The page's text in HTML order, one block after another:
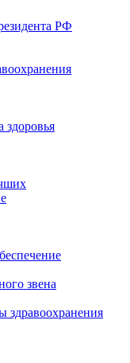
РФ
здоровья
звена
здравоохранения